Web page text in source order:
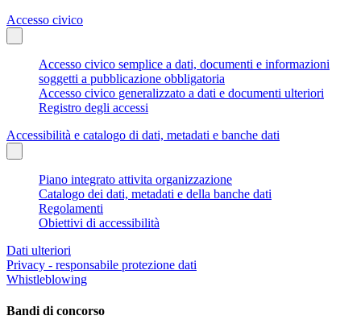
Accesso civico
Accesso civico semplice a dati, documenti e informazioni
soggetti a pubblicazione obbligatoria
Accesso civico generalizzato a dati e documenti ulteriori
Registro degli accessi
Accessibilità e catalogo di dati, metadati e banche dati
Piano integrato attivita organizzazione
Catalogo dei dati, metadati e della banche dati
Regolamenti
Obiettivi di accessibilità
Dati ulteriori
Privacy - responsabile protezione dati
Whistleblowing
Bandi di concorso